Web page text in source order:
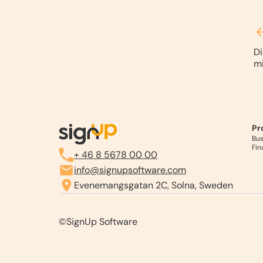
+ 46 8 5678 00 00
info@signupsoftware.com
Evenemangsgatan 2C, Solna, Sweden
©SignUp Software